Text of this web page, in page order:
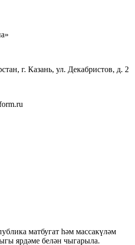
г. Казань, ул. Декабристов, д. 2
матбугат һәм массакүләм
ярдәме белән чыгарыла.